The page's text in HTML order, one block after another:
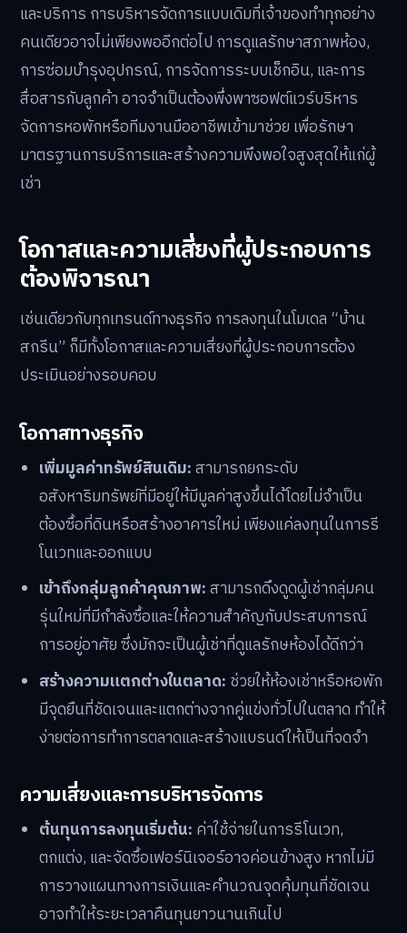
และบริการ การบริหารจัดการแบบเดิมที่เจ้าของทำทุกอย่าง
คนเดียวอาจไม่เพียงพออีกต่อไป การดูแลรักษาสภาพห้อง,
การซ่อมบำรุงอุปกรณ์, การจัดการระบบเช็กอิน, และการ
สื่อสารกับลูกค้า อาจจำเป็นต้องพึ่งพาซอฟต์แวร์บริหาร
จัดการหอพักหรือทีมงานมืออาชีพเข้ามาช่วย เพื่อรักษา
มาตรฐานการบริการและสร้างความพึงพอใจสูงสุดให้แก่ผู้
เช่า
โอกาสและความเสี่ยงที่ผู้ประกอบการ
ต้องพิจารณา
เช่นเดียวกับทุกเทรนด์ทางธุรกิจ การลงทุนในโมเดล “บ้าน
สกรีน” ก็มีทั้งโอกาสและความเสี่ยงที่ผู้ประกอบการต้อง
ประเมินอย่างรอบคอบ
โอกาสทางธุรกิจ
เพิ่มมูลค่าทรัพย์สินเดิม:สามารถยกระดับ
อสังหาริมทรัพย์ที่มีอยู่ให้มีมูลค่าสูงขึ้นได้โดยไม่จำเป็น
ต้องซื้อที่ดินหรือสร้างอาคารใหม่ เพียงแค่ลงทุนในการรี
โนเวทและออกแบบ
เข้าถึงกลุ่มลูกค้าคุณภาพ:สามารถดึงดูดผู้เช่ากลุ่มคน
รุ่นใหม่ที่มีกำลังซื้อและให้ความสำคัญกับประสบการณ์
การอยู่อาศัย ซึ่งมักจะเป็นผู้เช่าที่ดูแลรักษห้องได้ดีกว่า
สร้างความแตกต่างในตลาด: ช่วยให้ห้องเช่าหรือหอพัก
มีจุดยืนที่ชัดเจนและแตกต่างจากคู่แข่งทั่วไปในตลาด ทำให้
ง่ายต่อการทำการตลาดและสร้างแบรนด์ให้เป็นที่จดจำ
ความเสี่ยงและการบริหารจัดการ
ต้นทุนการลงทุนเริ่มต้น: ค่าใช้จ่ายในการรีโนเวท,
ตกแต่ง, และจัดซื้อเฟอร์นิเจอร์อาจค่อนข้างสูง หากไม่มี
การวางแผนทางการเงินและคำนวณจุดคุ้มทุนที่ชัดเจน
อาจทำให้ระยะเวลาคืนทุนยาวนานเกินไป